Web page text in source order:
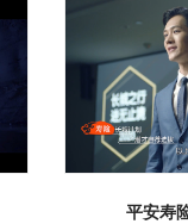
平安寿